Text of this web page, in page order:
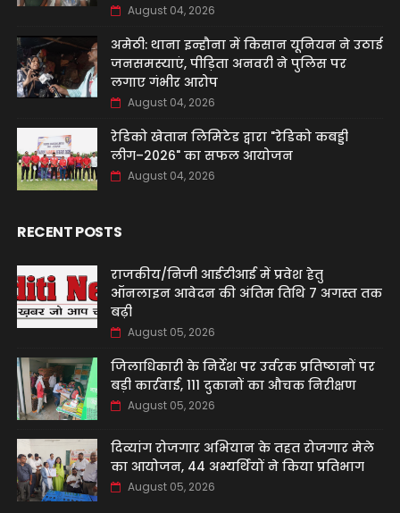
August 04, 2026
अमेठी: थाना इन्हौना में किसान यूनियन ने उठाई
जनसमस्याएं, पीड़िता अनवरी ने पुलिस पर
लगाए गंभीर आरोप
August 04, 2026
रेडिको खेतान लिमिटेड द्वारा "रेडिको कबड्डी
लीग–2026" का सफल आयोजन
August 04, 2026
RECENT POSTS
राजकीय/निजी आईटीआई में प्रवेश हेतु
ऑनलाइन आवेदन की अंतिम तिथि 7 अगस्त तक
बढ़ी
August 05, 2026
जिलाधिकारी के निर्देश पर उर्वरक प्रतिष्ठानों पर
बड़ी कार्रवाई, 111 दुकानों का औचक निरीक्षण
August 05, 2026
दिव्यांग रोजगार अभियान के तहत रोजगार मेले
का आयोजन, 44 अभ्यर्थियों ने किया प्रतिभाग
August 05, 2026